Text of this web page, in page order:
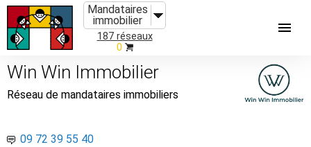
Mandataires
immobilier
187 réseaux
0
Win Win Immobilier
Réseau de mandataires immobiliers
09 72 39 55 40